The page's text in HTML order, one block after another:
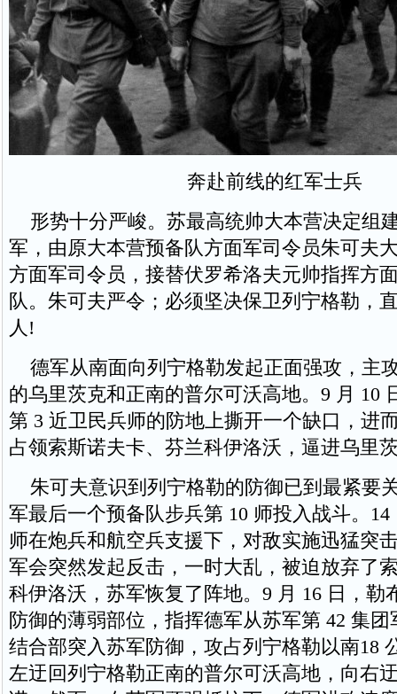
奔赴前线的红军士兵
形势十分严峻。苏最高统帅大本营决定组
军，由原大本营预备队方面军司令员朱可夫
方面军司令员，接替伏罗希洛夫元帅指挥方
队。朱可夫严令；必须坚决保卫列宁格勒，
人!
德军从南面向列宁格勒发起正面强攻，主
的乌里茨克和正南的普尔可沃高地。9 月 10
第 3 近卫民兵师的防地上撕开一个缺口，进
占领索斯诺夫卡、芬兰科伊洛沃，逼进乌里
朱可夫意识到列宁格勒的防御已到最紧要
军最后一个预备队步兵第 10 师投入战斗。14
师在炮兵和航空兵支援下，对敌实施迅猛突
军会突然发起反击，一时大乱，被迫放弃了
科伊洛沃，苏军恢复了阵地。9 月 16 日，勒
防御的薄弱部位，指挥德军从苏军第 42 集团
结合部突入苏军防御，攻占列宁格勒以南18
左迂回列宁格勒正南的普尔可沃高地，向右